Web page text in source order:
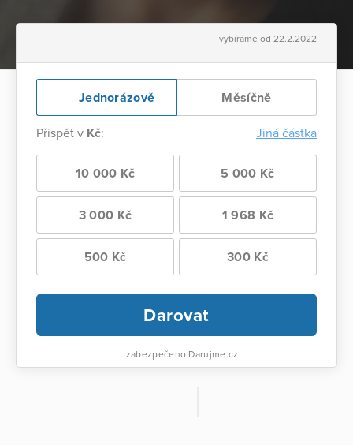
vybíráme od 22.2.2022
Jednorázově Měsíčně
Přispět v Kč: Jiná částka
10 000 Kč 5 000 Kč
3 000 Kč 1 968 Kč
500 Kč 300 Kč
Darovat
zabezpečeno Darujme.cz